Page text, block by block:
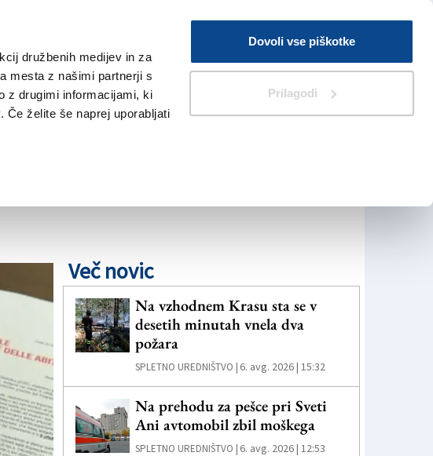
družbenih medijev in za
mesta z našimi partnerji s
z drugimi informacijami, ki
Če želite še naprej uporabljati
Dovoli vse piškotke
Prilagodi
V Kioskih
Iskanje
ŠE
Več novic
Na vzhodnem Krasu sta se v
desetih minutah vnela dva
požara
SPLETNO UREDNIŠTVO | 6. avg. 2026 | 15:32
Na prehodu za pešce pri Sveti
Ani avtomobil zbil moškega
SPLETNO UREDNIŠTVO | 6. avg. 2026 | 12:53